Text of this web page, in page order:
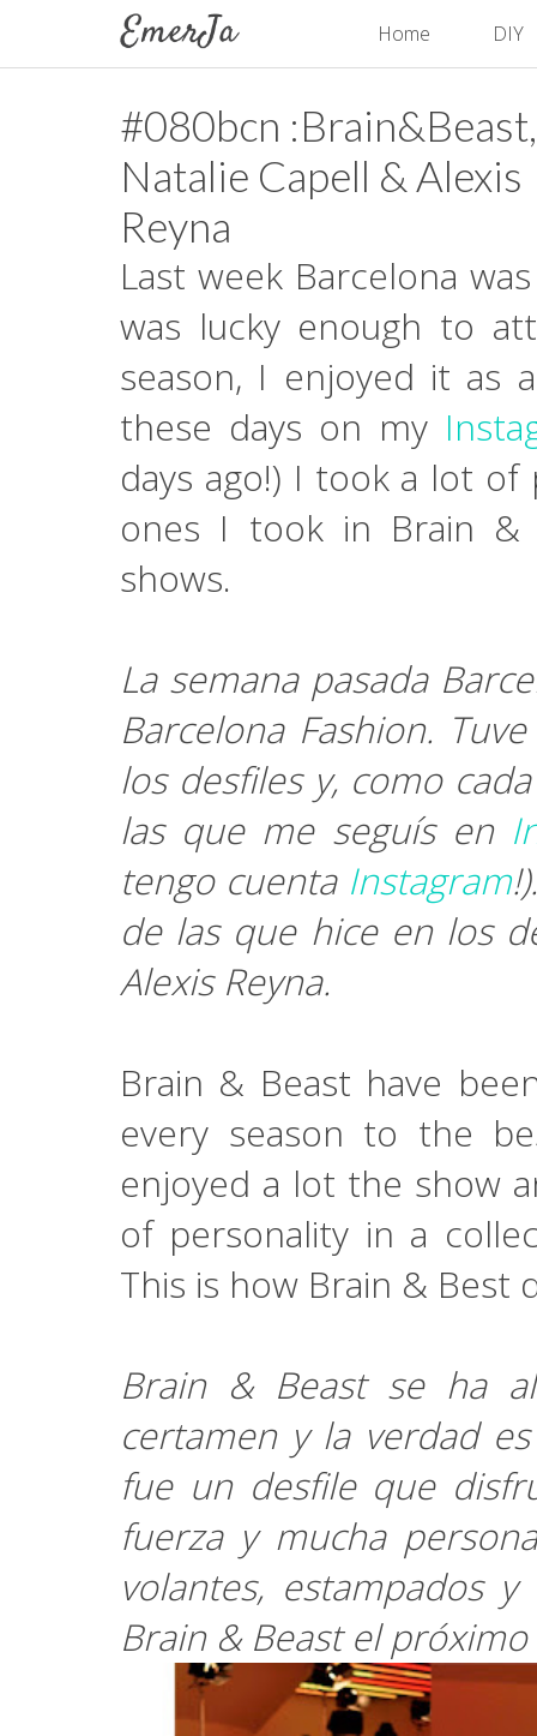
Home DIY
#080bcn :Brain&Beast,
Natalie Capell & Alexis
Reyna
Last week Barcelona
was lucky enough to
season, I enjoyed it as
these days on my
days ago!) I took a lot
ones I took in Brain &
shows.
La semana pasada
Barcelona Fashion.
los desfiles y, como
las que me seguís en
tengo cuenta Instagram
de las que hice en los
Alexis Reyna.
Brain & Beast have
every season to the
enjoyed a lot the show
of personality in a
This is how Brain &
Brain & Beast se ha
certamen y la verdad
fue un desfile que
fuerza y mucha
volantes, estampados
Brain & Beast el